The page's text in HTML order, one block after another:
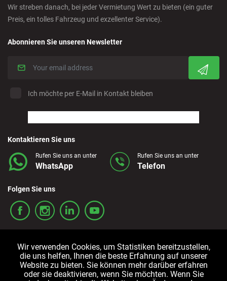
Wir streben danach, bei jeder Vermietung Wert zu bieten (ein guter
Preis, ein tolles Fahrzeug und exzellenter Service).
Abonnieren Sie unseren Newsletter
Ich möchte per E-Mail in Kontakt bleiben
Kontaktieren Sie uns
Rufen Sie uns an unter
WhatsApp
Rufen Sie uns an unter
Telefon
Folgen Sie uns
Allgemeine
Datenschutzrichtlinien
Cookie-
Wir verwenden Cookies, um Statistiken bereitzustellen,
die uns helfen, Ihnen die beste Erfahrung auf unserer
Website zu bieten. Sie können mehr darüber erfahren
oder sie deaktivieren, wenn Sie möchten. Wenn Sie